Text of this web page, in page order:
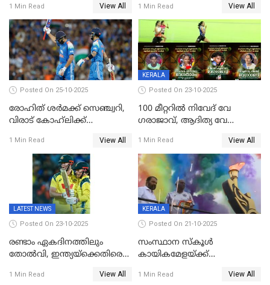
1 Min Read View All 1 Min Read View All
Posted On 25-10-2025
രോഹിത് ശർമക്ക് സെഞ്ച്വറി,
വിരാട് കോഹ്‍ലിക്ക്
മുൻനായകരുടെ മികവിൽ
ഓസീസിനെതിരെ ഉജ്ജ്വല
1 Min Read View All
KERALA
Posted On 23-10-2025
100 മീറ്ററിൽ നിവേദ് വേ​
ഗരാജാവ്, ആദിത്യ വേ​
ബോയ്സിലും സബ്‌ജൂനിയർ
ഗേൾസിലും റെക്കോർഡോടെ
സ്വർണം, ദേവപ്രിയ 87ലെ
റെക്കോർഡ് തിരുത്തി
1 Min Read View All
LATEST NEWS
Posted On 23-10-2025
രണ്ടാം ഏകദിനത്തിലും
തോൽവി, ഇന്ത്യയ്‌ക്കെതിരെ
1 Min Read View All
KERALA
Posted On 21-10-2025
സംസ്ഥാന സ്കൂൾ
കായികമേളയ്ക്ക്
ഒളിംപിക്‌സിന്റെ ഉദ്‌ഘാടനം
1 Min Read View All